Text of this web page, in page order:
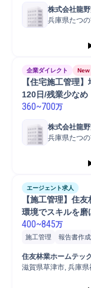
株式会社龍
兵庫県たつ
企業ダイレクト New
【住宅施工管理
120日/残業少なめ
360~700万
株式会社龍
兵庫県たつ
エージェント求人
【施工管理】住
環境でスキルを磨
400~845万
施工管理 報告書作成
マンション
写真管理
店舗
住友林業ホームテッ
滋賀県草津市, 兵庫